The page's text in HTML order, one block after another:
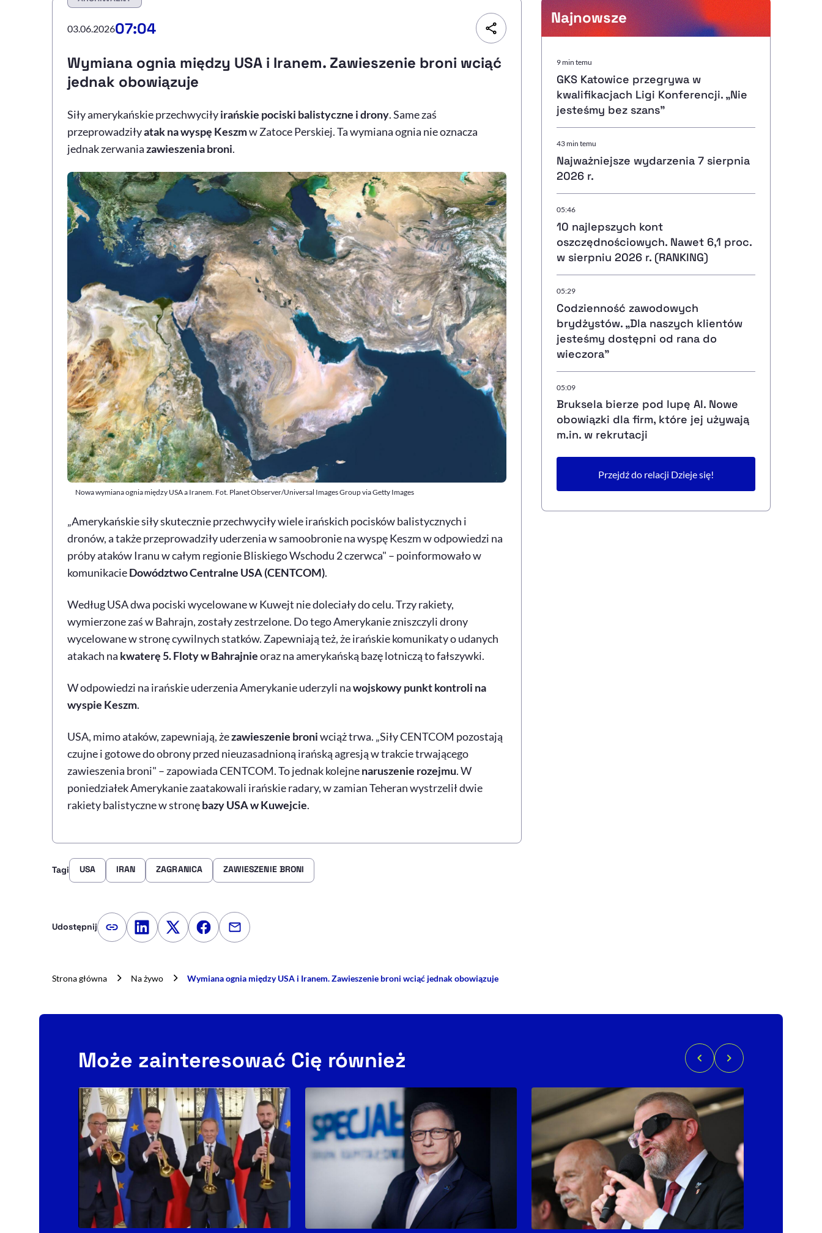
Resetuj opcje
Ułatwienia dostępności wspierają:
Deklaracja dostępności, otwiera się w nowym oknie
03.06.202607:04
Wymiana ognia między USA i Iranem. Zawieszenie broni wciąć
jednak obowiązuje
Siły amerykańskie przechwyciłyirańskie pociski balistyczne i drony. Same zaś
przeprowadziłyatak na wyspę Keszmw Zatoce Perskiej. Ta wymiana ognia nie oznacza
jednak zerwaniazawieszenia broni.
Nowa wymiana ognia między USA a Iranem. Fot. Planet Observer/Universal Images Group via Getty Images
„Amerykańskie siły skutecznie przechwyciły wiele irańskich pocisków balistycznych i
dronów, a także przeprowadziły uderzenia w samoobronie na wyspę Keszm w odpowiedzi na
próby ataków Iranu w całym regionie Bliskiego Wschodu 2 czerwca" – poinformowało w
komunikacieDowództwo Centralne USA (CENTCOM).
Według USA dwa pociski wycelowane w Kuwejt nie doleciały do celu. Trzy rakiety,
wymierzone zaś w Bahrajn, zostały zestrzelone. Do tego Amerykanie zniszczyli drony
wycelowane w stronę cywilnych statków. Zapewniają też, że irańskie komunikaty o udanych
atakach na kwaterę 5. Floty w Bahrajnieoraz na amerykańską bazę lotniczą to fałszywki.
W odpowiedzi na irańskie uderzenia Amerykanie uderzyli nawojskowy punkt kontroli na
wyspie Keszm.
USA, mimo ataków, zapewniają, żezawieszenie broniwciąż trwa. „Siły CENTCOM pozostają
czujne i gotowe do obrony przed nieuzasadnioną irańską agresją w trakcie trwającego
zawieszenia broni" – zapowiada CENTCOM. To jednak kolejnenaruszenie rozejmu. W
poniedziałek Amerykanie zaatakowali irańskie radary, w zamian Teheran wystrzelił dwie
rakiety balistyczne w stronębazy USA w Kuwejcie.
Najnowsze
9 min temu
GKS Katowice przegrywa w
kwalifikacjach Ligi Konferencji. „Nie
jesteśmy bez szans”
43 min temu
Najważniejsze wydarzenia 7 sierpnia
2026 r.
05:46
10 najlepszych kont
oszczędnościowych. Nawet 6,1 proc.
w sierpniu 2026 r. (RANKING)
05:29
Codzienność zawodowych
brydżystów. „Dla naszych klientów
jesteśmy dostępni od rana do
wieczora”
05:09
Bruksela bierze pod lupę AI. Nowe
obowiązki dla firm, które jej używają
m.in. w rekrutacji
Przejdź do relacji Dzieje się!
Tagi USA IRAN ZAGRANICA ZAWIESZENIE BRONI
Udostępnij Kopiuj link artykułu
Udostępnij na LinkedIn
Udostępnij na Twitterze
Udostępnij na Facebooku
Udostępnij przez e-mail
Strona główna Na żywo Wymiana ognia między USA i Iranem. Zawieszenie broni wciąć jednak obowiązuje
Może zainteresować Cię również